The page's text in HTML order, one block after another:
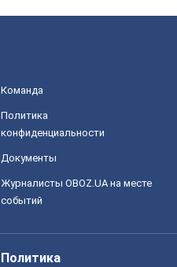
Команда
Политика
конфиденциальности
Документы
Журналисты OBOZ.UA на месте
событий
Политика